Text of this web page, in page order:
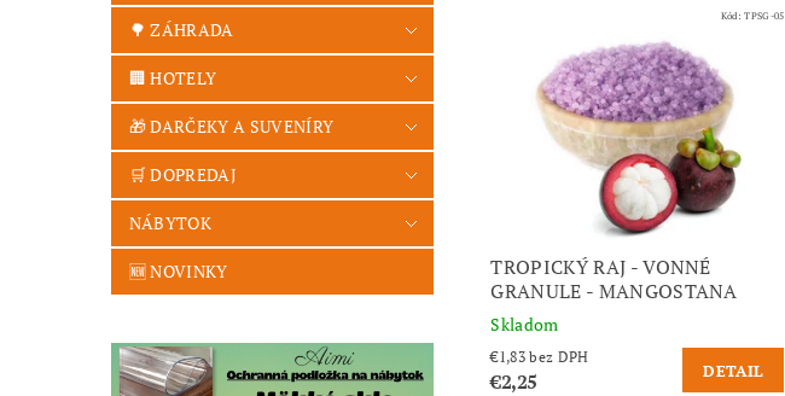
🌳 ZÁHRADA
🏢 HOTELY
🎁 DARČEKY A SUVENÍRY
🛒 DOPREDAJ
NÁBYTOK
🆕 NOVINKY
Kód:TPSG-05
TROPICKÝ RAJ - VONNÉ
GRANULE - MANGOSTANA
Skladom
€1,83 bez DPH
€2,25 DETAIL